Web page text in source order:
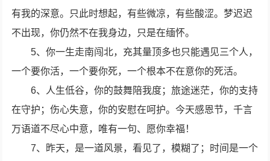
有我的深意。只此时想起，有些微凉，有些酸涩。梦迟迟
不出现，你仍然不在我身边，只是在缅怀。
5、你一生走南闯北，充其量顶多也只能遇见三个人，
一个要你活，一个要你死，一个根本不在意你的死活。
6、人生低谷，你的鼓舞陪我度；旅途迷茫，你的支持
在守护；伤心失意，你的安慰在呵护。今天感恩节，千言
万语道不尽心中意，唯有一句、愿你幸福！
7、昨天，是一道风景，看见了，模糊了；时间是一个